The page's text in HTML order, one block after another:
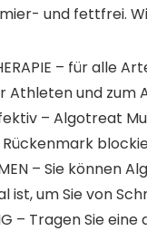
und fettfrei.
– für
Athleten und zum
– Algotreat
– Sie
ist, um Sie von
– Tragen Sie